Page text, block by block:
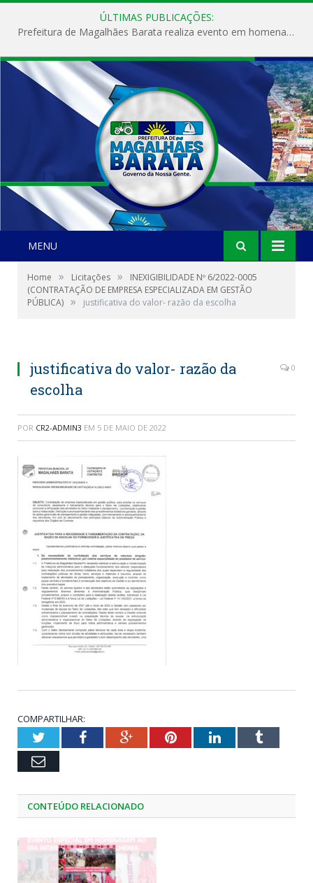
ÚLTIMAS PUBLICAÇÕES:
Prefeitura de Magalhães Barata realiza evento em homenagem ao Dia Internacional da Mulher
MENU
Home » Licitações »
INEXIGIBILIDADE Nº 6/2022-0005
(CONTRATAÇÃO DE EMPRESA ESPECIALIZADA EM GESTÃO
PÚBLICA) » justificativa do valor- razão da escolha
justificativa do valor- razão da
escolha
0
POR CR2-ADMIN3 EM 5 DE MAIO DE 2022
COMPARTILHAR:
TwitterFacebookGoogle+PinterestLinkedInTumblr
Email
CONTEÚDO RELACIONADO